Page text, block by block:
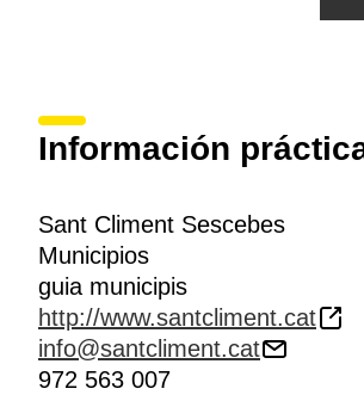
Información
Sant Climent Sescebes
Municipios
guia municipis
http://www.santcliment.cat
info@santcliment.cat
972 563 007